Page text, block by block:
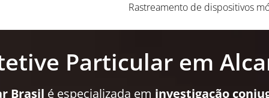
Rastreamento de dispositivos
Particular em
Brasil é especializada em investigação